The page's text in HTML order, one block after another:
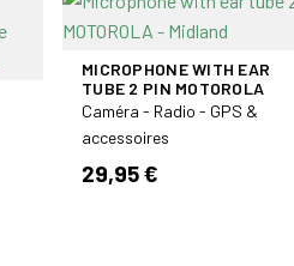
MICROPHONE WITH EAR
TUBE 2 PIN MOTOROLA
Caméra - Radio - GPS &
accessoires
29,95 €